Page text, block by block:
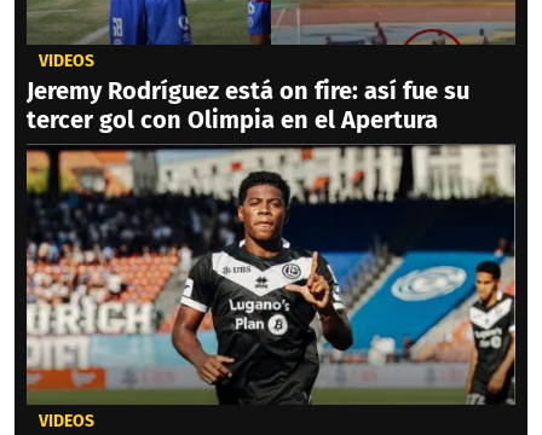
VIDEOS
Jeremy Rodríguez está on fire: así fue su
tercer gol con Olimpia en el Apertura
VIDEOS